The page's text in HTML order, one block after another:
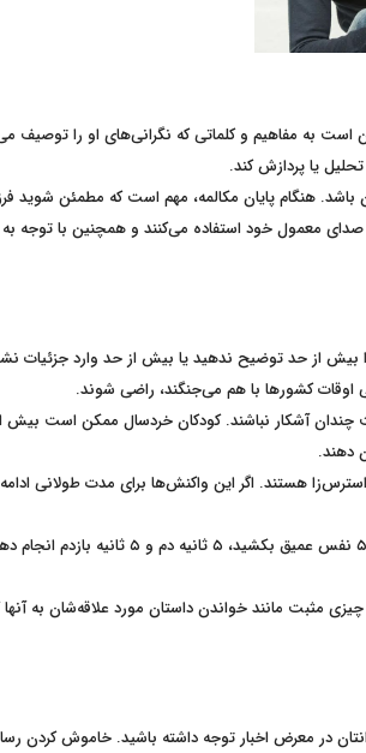
به مفاهیم و کلماتی که نگرانی‌های او را توصیف
یا پردازش کند.
هنگام پایان مکالمه، مهم است که مطمئن شوید
صدای معمول خود استفاده می‌کنند و همچنین با توجه به
بیش از حد توضیح ندهید یا بیش از حد وارد جزئیات
اوقات کشورها با هم می‌جنگند، راضی شوند.
چندان آشکار نباشند. کودکان خردسال ممکن است بیش
دهند.
هستند. اگر این واکنش‌ها برای مدت طولانی ادامه
شما می‌توانید با انجام فعالیت‌هایی مانند تنفس شکمی با هم به آنها در کاهش استرس کمک کنید: ۵ نفس عمیق بکشید، ۵
مثبت مانند خواندن داستان مورد علاقه‌شان به
در معرض اخبار توجه داشته باشید. خاموش کردن